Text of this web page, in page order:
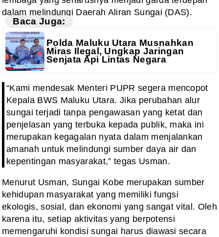
dalam melindungi Daerah Aliran Sungai (DAS).
Baca Juga:
Polda Maluku Utara Musnahkan
Miras Ilegal, Ungkap Jaringan
Senjata Api Lintas Negara
“Kami mendesak Menteri PUPR segera mencopot
Kepala BWS Maluku Utara. Jika perubahan alur
sungai terjadi tanpa pengawasan yang ketat dan
penjelasan yang terbuka kepada publik, maka ini
merupakan kegagalan nyata dalam menjalankan
amanah untuk melindungi sumber daya air dan
kepentingan masyarakat,” tegas Usman.
Menurut Usman, Sungai Kobe merupakan sumber
kehidupan masyarakat yang memiliki fungsi
ekologis, sosial, dan ekonomi yang sangat vital. Oleh
karena itu, setiap aktivitas yang berpotensi
memengaruhi kondisi sungai harus diawasi secara